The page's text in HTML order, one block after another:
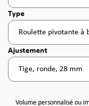
Sélectionnez
Type
Roulette pivotante à
Sélectionnez
Ajustement
Tige, ronde, 28 mm
Volume personnalisé ou